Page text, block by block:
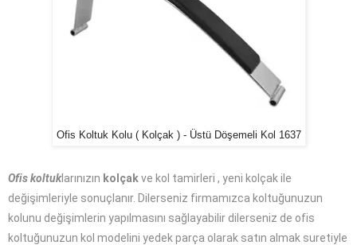
Ofis Koltuk Kolu ( Kolçak ) - Üstü Döşemeli Kol 1637
Ofis koltuklarınızın kolçakve kol tamirleri , yeni kolçak ile
değişimleriyle sonuçlanır. Dilerseniz firmamızca koltuğunuzun
kolunu değişimlerin yapılmasını sağlayabilir dilerseniz de ofis
koltuğunuzun kol modelini yedek parça olarak satın almak suretiyle